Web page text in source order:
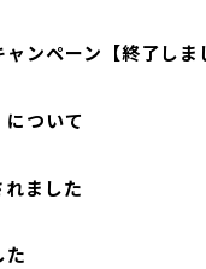
ンペーン【終了しま
ついて
れました
た